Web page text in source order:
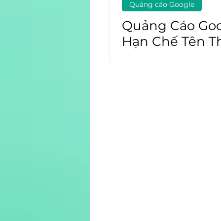
Quảng cáo Google
Quảng Cáo
Hạn Chế Tên